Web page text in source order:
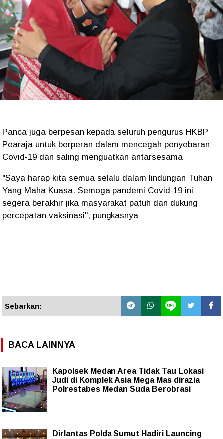
Panca juga berpesan kepada seluruh pengurus HKBP
Pearaja untuk berperan dalam mencegah penyebaran
Covid-19 dan saling menguatkan antarsesama
"Saya harap kita semua selalu dalam lindungan Tuhan
Yang Maha Kuasa. Semoga pandemi Covid-19 ini
segera berakhir jika masyarakat patuh dan dukung
percepatan vaksinasi", pungkasnya
Sebarkan:
BACA LAINNYA
Kapolsek Medan Area Tidak Tau Lokasi
Judi di Komplek Asia Mega Mas dirazia
Polrestabes Medan Suda Berobrasi
Dirlantas Polda Sumut Hadiri Launcing